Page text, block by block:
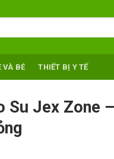
VÀ BÉ THIẾT BỊ Y TẾ
Su Jex Zone